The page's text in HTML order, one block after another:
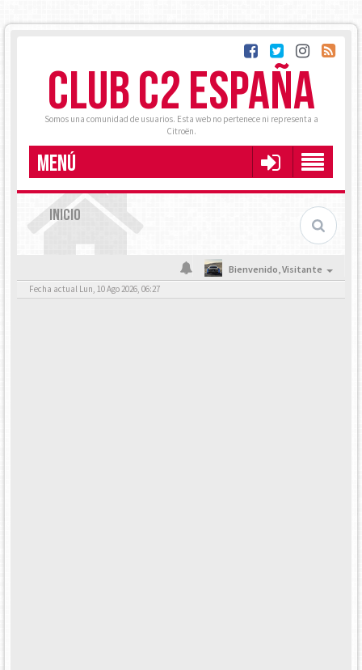
CLUB C2 ESPAÑA
Somos una comunidad de usuarios. Esta web no pertenece ni representa a
Citroën.
MENÚ
INICIO
Bienvenido,Visitante
Fecha actual Lun, 10 Ago 2026, 06:27